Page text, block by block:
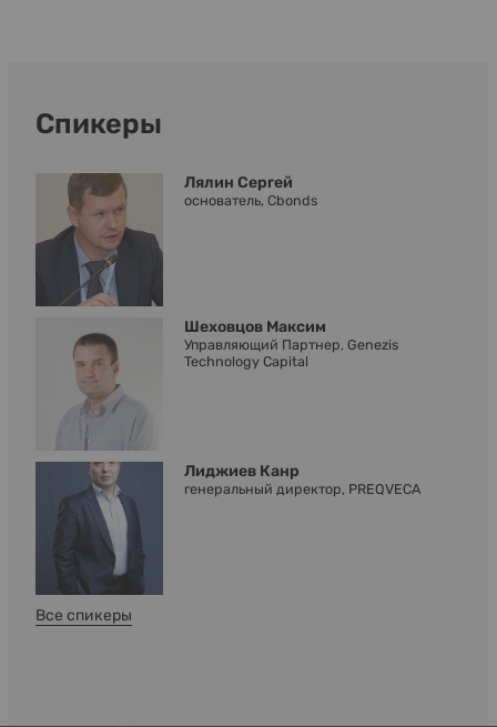
Спикеры
Лялин Сергей
основатель, Cbonds
Шеховцов Максим
Управляющий Партнер, Genezis
Technology Capital
Лиджиев Канр
генеральный директор, PREQVECA
Все спикеры